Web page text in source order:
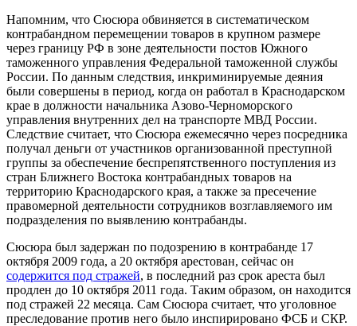
Напомним, что Сюсюра обвиняется в систематическом
контрабандном перемещении товаров в крупном размере
через границу РФ в зоне деятельности постов Южного
таможенного управления Федеральной таможенной службы
России. По данным следствия, инкриминируемые деяния
были совершены в период, когда он работал в Краснодарском
крае в должности начальника Азово-Черноморского
управления внутренних дел на транспорте МВД России.
Следствие считает, что Сюсюра ежемесячно через посредника
получал деньги от участников организованной преступной
группы за обеспечение беспрепятственного поступления из
стран Ближнего Востока контрабандных товаров на
территорию Краснодарского края, а также за пресечение
правомерной деятельности сотрудников возглавляемого им
подразделения по выявлению контрабанды.
Сюсюра был задержан по подозрению в контрабанде 17
октября 2009 года, а 20 октября арестован, сейчас он
содержится под стражей, в последний раз срок ареста был
продлен до 10 октября 2011 года. Таким образом, он находится
под стражей 22 месяца. Сам Сюсюра считает, что уголовное
преследование против него было инспирировано ФСБ и СКР.